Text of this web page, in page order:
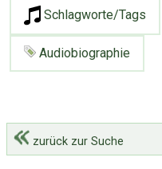
Schlagworte/Tags
Audiobiographie
zurück zur Suche